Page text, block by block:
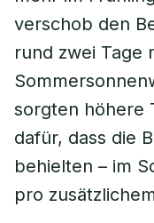
verschob den
rund zwei Tage
sorgten höhere
dafür, dass die
behielten – im
pro